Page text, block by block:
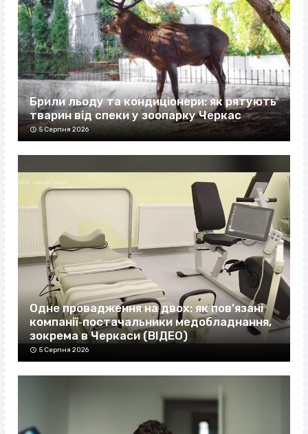
Брили льоду та кондиціонери: як рятують
тварин від спеки у зоопарку Черкас
5 Серпня 2026
Одне провадження на двох: як пов’язані
компанії‐постачальники медобладнання,
зокрема в Черкаси (ВІДЕО)
5 Серпня 2026